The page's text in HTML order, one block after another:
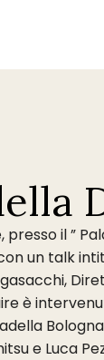
il ”
un talk
è
e Luca